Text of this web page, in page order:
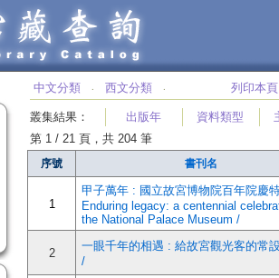
中文分類 ‧ 西文分類 ‧ 列印本頁
叢集結果 ： 出版年 資料類型
第 1 / 21 頁，共 204 筆
序號 書刊名
1
甲子萬年 : 國立故宮博物院百年院慶
Enduring legacy: a centennial
the National Palace Museum /
2
一眼千年的相遇 : 給故宮觀光客的常
/